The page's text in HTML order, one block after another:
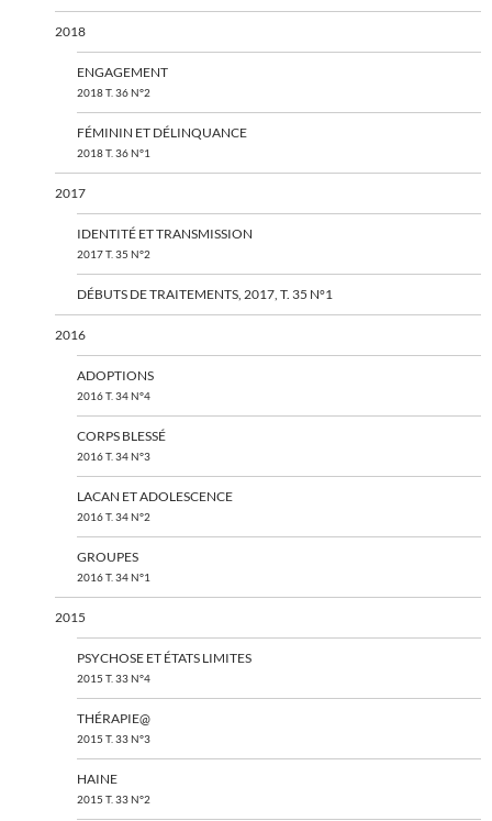
2018
ENGAGEMENT
2018 T. 36 N°2
FÉMININ ET DÉLINQUANCE
2018 T. 36 N°1
2017
IDENTITÉ ET TRANSMISSION
2017 T. 35 N°2
DÉBUTS DE TRAITEMENTS, 2017, T. 35 N°1
2016
ADOPTIONS
2016 T. 34 N°4
CORPS BLESSÉ
2016 T. 34 N°3
LACAN ET ADOLESCENCE
2016 T. 34 N°2
GROUPES
2016 T. 34 N°1
2015
PSYCHOSE ET ÉTATS LIMITES
2015 T. 33 N°4
THÉRAPIE@
2015 T. 33 N°3
HAINE
2015 T. 33 N°2